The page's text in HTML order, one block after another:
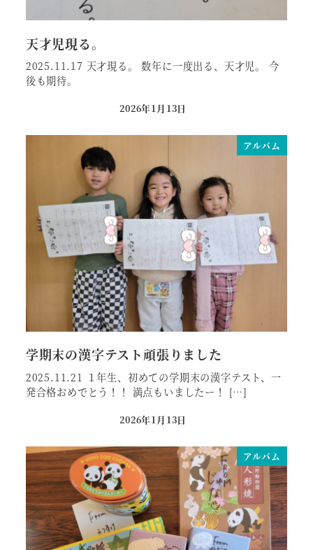
天才児現る。
2025.11.17 天才現る。 数年に一度出る、天才児。 今
後も期待。
投稿日
2026年1月13日
アルバム
学期末の漢字テスト頑張りました
2025.11.21 １年生、初めての学期末の漢字テスト、一
発合格おめでとう！！ 満点もいましたー！ […]
投稿日
2026年1月13日
アルバム